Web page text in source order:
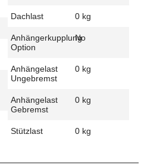
Dachlast 0 kg
Anhängerkupplung
Option
No
Anhängelast
Ungebremst
0 kg
Anhängelast
Gebremst
0 kg
Stützlast 0 kg